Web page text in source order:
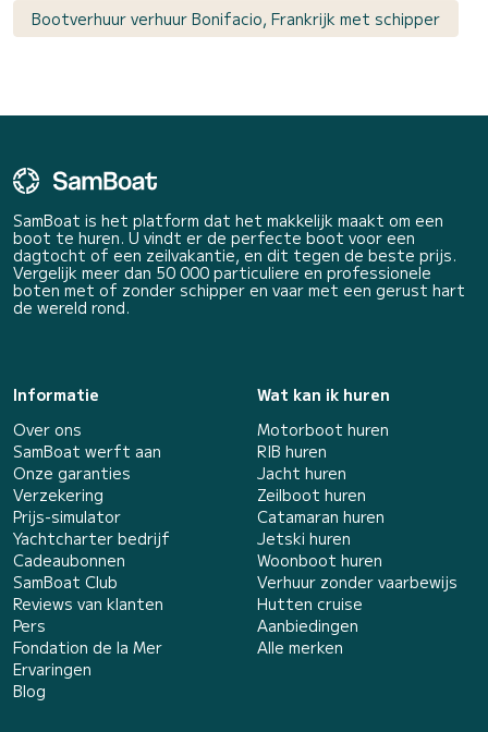
Bootverhuur verhuur Bonifacio, Frankrijk met schipper
SamBoat is het platform dat het makkelijk maakt om een
boot te huren. U vindt er de perfecte boot voor een
dagtocht of een zeilvakantie, en dit tegen de beste prijs.
Vergelijk meer dan 50 000 particuliere en professionele
boten met of zonder schipper en vaar met een gerust hart
de wereld rond.
Informatie
Over ons
SamBoat werft aan
Onze garanties
Verzekering
Prijs-simulator
Yachtcharter bedrijf
Cadeaubonnen
SamBoat Club
Reviews van klanten
Pers
Fondation de la Mer
Ervaringen
Blog
Wat kan ik huren
Motorboot huren
RIB huren
Jacht huren
Zeilboot huren
Catamaran huren
Jetski huren
Woonboot huren
Verhuur zonder vaarbewijs
Hutten cruise
Aanbiedingen
Alle merken